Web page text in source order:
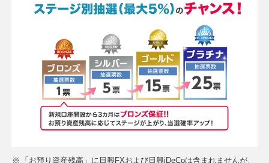
※
「お預り資産残高」に日興FXおよび日興iDeCoは含まれませんが、